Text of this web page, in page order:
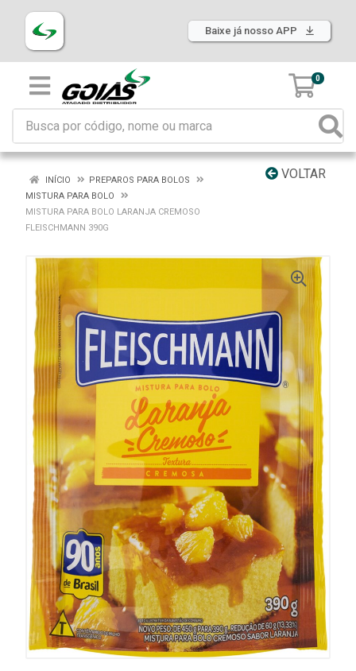
Baixe já nosso APP
0
VOLTAR
INÍCIO
PREPAROS PARA BOLOS
MISTURA PARA BOLO
MISTURA PARA BOLO LARANJA CREMOSO
FLEISCHMANN 390G